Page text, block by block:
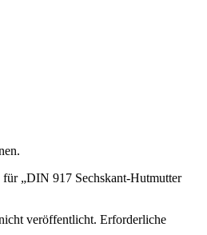
für „DIN 917 Sechskant-Hutmutter
veröffentlicht. Erforderliche